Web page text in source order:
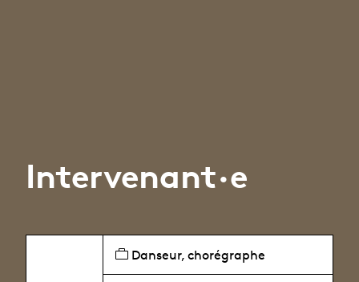
Intervenant·e
Danseur, chorégraphe